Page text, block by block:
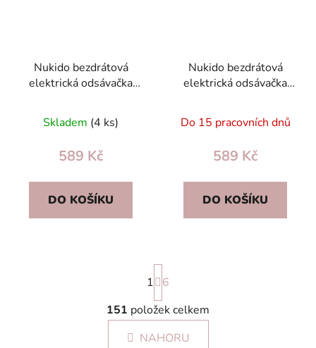
Nukido bezdrátová
elektrická odsávačka
fáze 9 úrovní LED
USB‑C bez BPA
Skladem (4 ks)
589 Kč
DO KOŠÍKU
Nukido bezdrátová
elektrická odsávačka
fáze/9 úrovní, masážní,
USB-C
Do 15 pracovních dnů
589 Kč
DO KOŠÍKU
O
v
S
t
r
á
n
k
1
6
151 položek celkem
NAHORU